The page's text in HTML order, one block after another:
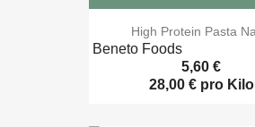
 Vorschau
High Protein Pasta
Beneto Foods
5,60 €
28,00 € pro Kilo